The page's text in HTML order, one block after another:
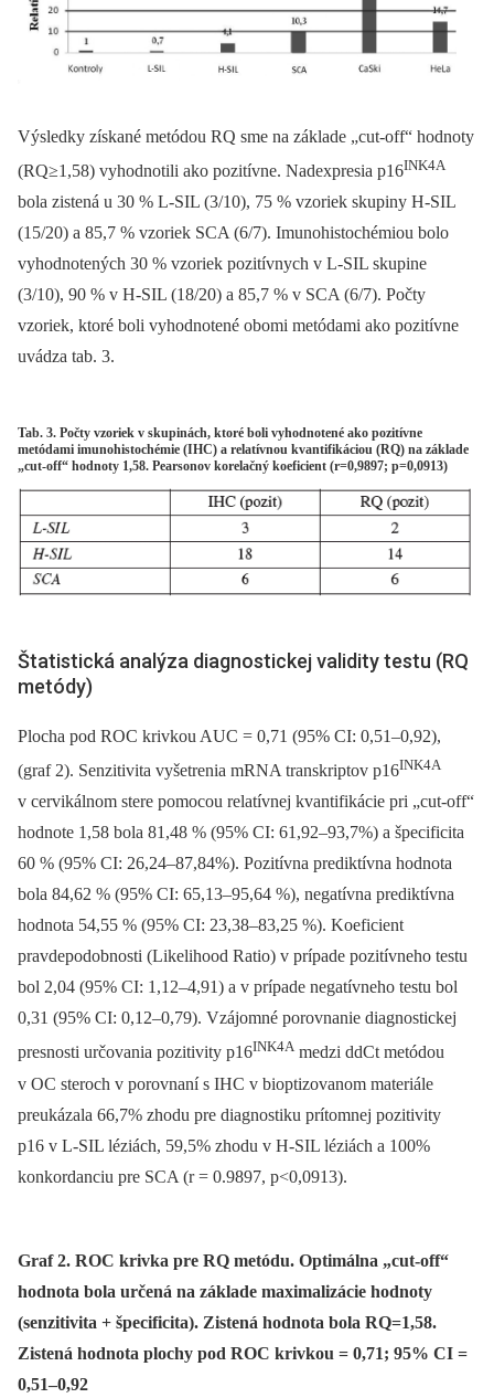
Výsledky získané metódou RQ sme na základe „cut-off“ hodnoty
(RQ≥1,58) vyhodnotili ako pozitívne. Nadexpresia p16INK4A
bola zistená u 30 % L-SIL (3/10), 75 % vzoriek skupiny H-SIL
(15/20) a 85,7 % vzoriek SCA (6/7). Imunohistochémiou bolo
vyhodnotených 30 % vzoriek pozitívnych v L-SIL skupine
(3/10), 90 % v H-SIL (18/20) a 85,7 % v SCA (6/7). Počty
vzoriek, ktoré boli vyhodnotené obomi metódami ako pozitívne
uvádza tab. 3.
Tab. 3. Počty vzoriek v skupinách, ktoré boli vyhodnotené ako pozitívne
metódami imunohistochémie (IHC) a relatívnou kvantifikáciou (RQ) na základe
„cut-off“ hodnoty 1,58. Pearsonov korelačný koeficient (r=0,9897; p=0,0913)
Štatistická analýza diagnostickej validity testu (RQ
metódy)
Plocha pod ROC krivkou AUC = 0,71 (95% CI: 0,51–0,92),
(graf 2). Senzitivita vyšetrenia mRNA transkriptov p16INK4A
v cervikálnom stere pomocou relatívnej kvantifikácie pri „cut-off“
hodnote 1,58 bola 81,48 % (95% CI: 61,92–93,7%) a špecificita
60 % (95% CI: 26,24–87,84%). Pozitívna prediktívna hodnota
bola 84,62 % (95% CI: 65,13–95,64 %), negatívna prediktívna
hodnota 54,55 % (95% CI: 23,38–83,25 %). Koeficient
pravdepodobnosti (Likelihood Ratio) v prípade pozitívneho testu
bol 2,04 (95% CI: 1,12–4,91) a v prípade negatívneho testu bol
0,31 (95% CI: 0,12–0,79). Vzájomné porovnanie diagnostickej
presnosti určovania pozitivity p16INK4A medzi ddCt metódou
v OC steroch v porovnaní s IHC v bioptizovanom materiále
preukázala 66,7% zhodu pre diagnostiku prítomnej pozitivity
p16 v L-SIL léziách, 59,5% zhodu v H-SIL léziách a 100%
konkordanciu pre SCA (r = 0.9897, p<0,0913).
Graf 2. ROC krivka pre RQ metódu. Optimálna „cut-off“
hodnota bola určená na základe maximalizácie hodnoty
(senzitivita + špecificita). Zistená hodnota bola RQ=1,58.
Zistená hodnota plochy pod ROC krivkou = 0,71; 95% CI =
0,51–0,92